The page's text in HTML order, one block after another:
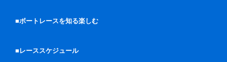
■ボートレースを知る楽しむ
■レーススケジュール